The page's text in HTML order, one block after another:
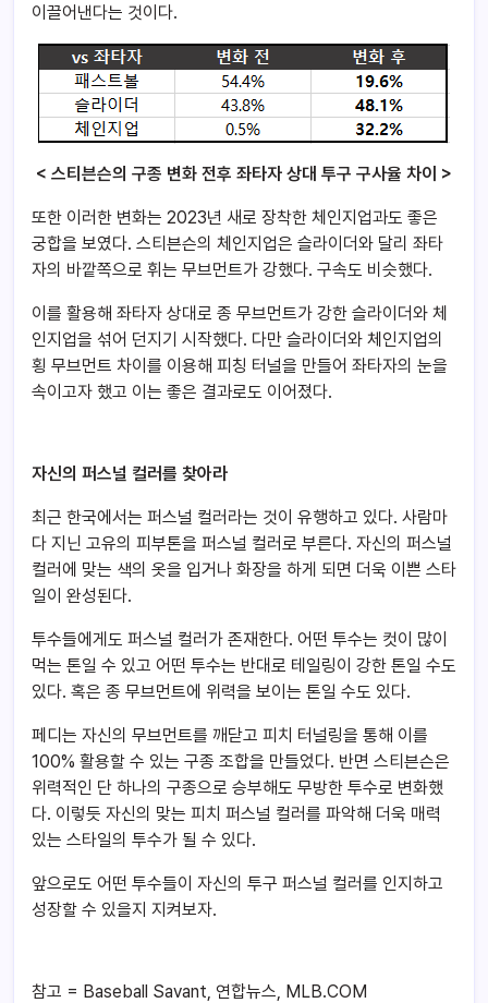
이끌어낸다는 것이다.
< 스티븐슨의 구종 변화 전후 좌타자 상대 투구 구사율 차이 >
또한 이러한 변화는 2023년 새로 장착한 체인지업과도 좋은
궁합을 보였다. 스티븐슨의 체인지업은 슬라이더와 달리 좌타
자의 바깥쪽으로 휘는 무브먼트가 강했다. 구속도 비슷했다.
이를 활용해 좌타자 상대로 종 무브먼트가 강한 슬라이더와 체
인지업을 섞어 던지기 시작했다. 다만 슬라이더와 체인지업의
횡 무브먼트 차이를 이용해 피칭 터널을 만들어 좌타자의 눈을
속이고자 했고 이는 좋은 결과로도 이어졌다.
자신의 퍼스널 컬러를 찾아라
최근 한국에서는 퍼스널 컬러라는 것이 유행하고 있다. 사람마
다 지닌 고유의 피부톤을 퍼스널 컬러로 부른다. 자신의 퍼스널
컬러에 맞는 색의 옷을 입거나 화장을 하게 되면 더욱 이쁜 스타
일이 완성된다.
투수들에게도 퍼스널 컬러가 존재한다. 어떤 투수는 컷이 많이
먹는 톤일 수 있고 어떤 투수는 반대로 테일링이 강한 톤일 수도
있다. 혹은 종 무브먼트에 위력을 보이는 톤일 수도 있다.
페디는 자신의 무브먼트를 깨닫고 피치 터널링을 통해 이를
100% 활용할 수 있는 구종 조합을 만들었다. 반면 스티븐슨은
위력적인 단 하나의 구종으로 승부해도 무방한 투수로 변화했
다. 이렇듯 자신의 맞는 피치 퍼스널 컬러를 파악해 더욱 매력
있는 스타일의 투수가 될 수 있다.
앞으로도 어떤 투수들이 자신의 투구 퍼스널 컬러를 인지하고
성장할 수 있을지 지켜보자.
참고 = Baseball Savant, 연합뉴스, MLB.COM